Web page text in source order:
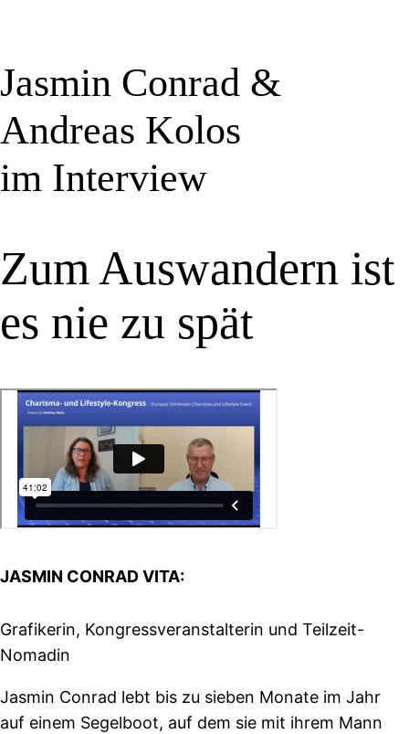
Jasmin Conrad &
Andreas Kolos
im Interview
Zum Auswandern ist
es nie zu spät
JASMIN CONRAD VITA:
Grafikerin, Kongressveranstalterin und Teilzeit-
Nomadin
Jasmin Conrad lebt bis zu sieben Monate im Jahr
auf einem Segelboot, auf dem sie mit ihrem Mann